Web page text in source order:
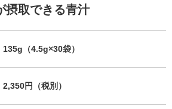
摂取できる青汁
135g（4.5g×30袋）
2,350円（税別）